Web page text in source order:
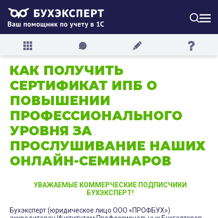
КАК ПОЛУЧИТЬ
СЕРТИФИКАТ ИПБ О
ПОВЫШЕНИИ
ПРОФЕССИОНАЛЬНОГО
УРОВНЯ ЗА
ПРОСЛУШИВАНИЕ НАШИХ
ОНЛАЙН-СЕМИНАРОВ
УВАЖАЕМЫЕ КОММЕРЧЕСКИЕ ПОДПИСЧИКИ
БУХЭКСПЕРТ!
Бухэксперт (юридическое лицо ООО «ПРОФБУХ»)